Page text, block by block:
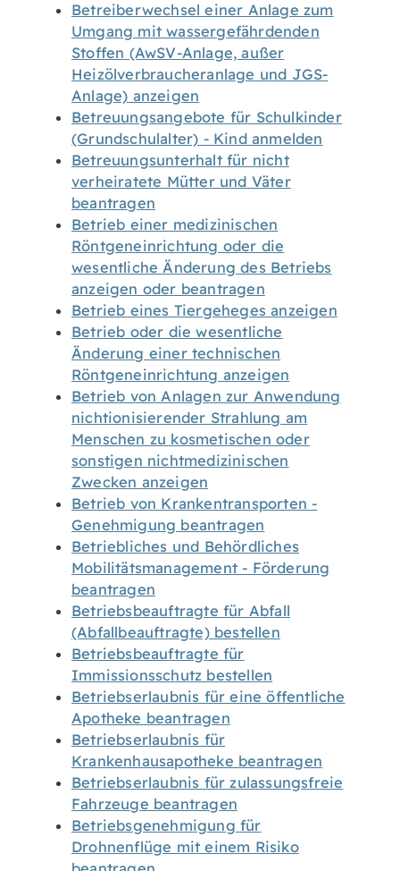
Betreiberwechsel einer Anlage zum
Umgang mit wassergefährdenden
Stoffen (AwSV-Anlage, außer
Heizölverbraucheranlage und JGS-
Anlage) anzeigen
Betreuungsangebote für Schulkinder
(Grundschulalter) - Kind anmelden
Betreuungsunterhalt für nicht
verheiratete Mütter und Väter
beantragen
Betrieb einer medizinischen
Röntgeneinrichtung oder die
wesentliche Änderung des Betriebs
anzeigen oder beantragen
Betrieb eines Tiergeheges anzeigen
Betrieb oder die wesentliche
Änderung einer technischen
Röntgeneinrichtung anzeigen
Betrieb von Anlagen zur Anwendung
nichtionisierender Strahlung am
Menschen zu kosmetischen oder
sonstigen nichtmedizinischen
Zwecken anzeigen
Betrieb von Krankentransporten -
Genehmigung beantragen
Betriebliches und Behördliches
Mobilitätsmanagement - Förderung
beantragen
Betriebsbeauftragte für Abfall
(Abfallbeauftragte) bestellen
Betriebsbeauftragte für
Immissionsschutz bestellen
Betriebserlaubnis für eine öffentliche
Apotheke beantragen
Betriebserlaubnis für
Krankenhausapotheke beantragen
Betriebserlaubnis für zulassungsfreie
Fahrzeuge beantragen
Betriebsgenehmigung für
Drohnenflüge mit einem Risiko